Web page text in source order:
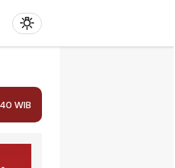
WIB